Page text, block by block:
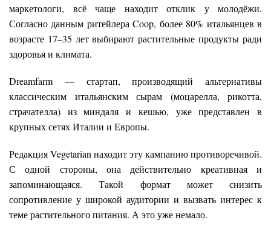
маркетологи, всё чаще находит отклик у молодёжи.
Согласно данным ритейлера Coop, более 80% итальянцев в
возрасте 17–35 лет выбирают растительные продукты ради
здоровья и климата.
Dreamfarm — стартап, производящий альтернативы
классическим итальянским сырам (моцарелла, рикотта,
страчателла) из миндаля и кешью, уже представлен в
крупных сетях Италии и Европы.
Редакция Vegetarian находит эту кампанию противоречивой.
С одной стороны, она действительно креативная и
запоминающаяся. Такой формат может снизить
сопротивление у широкой аудитории и вызвать интерес к
теме растительного питания. А это уже немало.